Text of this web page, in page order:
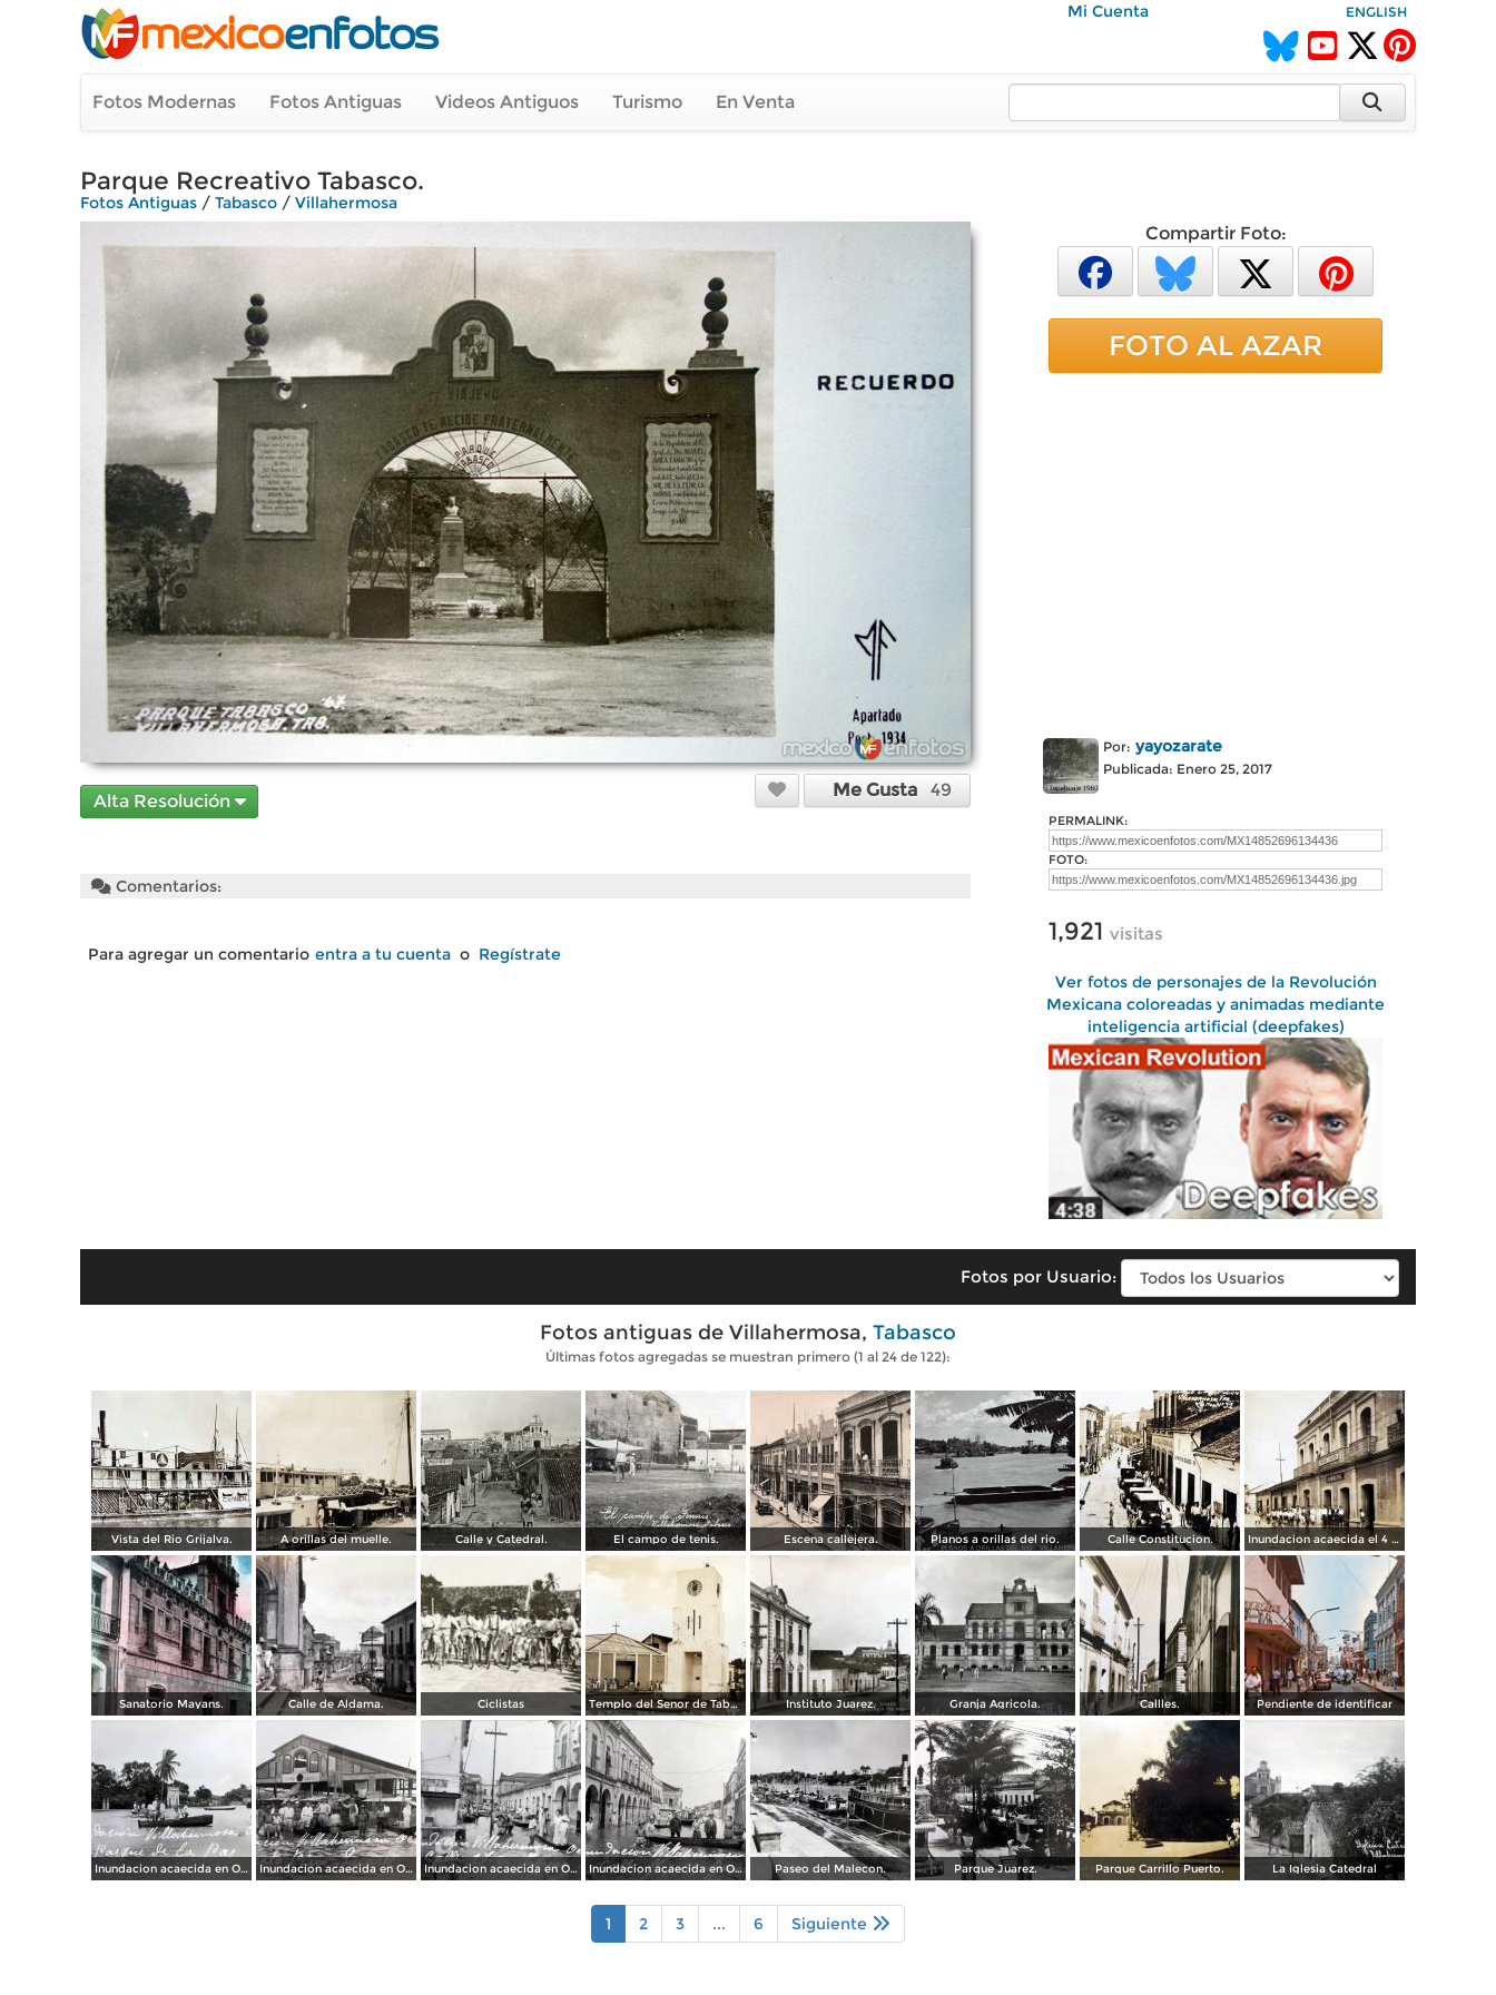
Mi Cuenta ENGLISH
Fotos Modernas Fotos Antiguas Videos Antiguos Turismo En Venta
Parque Recreativo Tabasco.
Fotos Antiguas / Tabasco / Villahermosa
Alta Resolución
Me Gusta 49
Comentarios:
Para agregar un comentario entra a tu cuenta o Regístrate
Compartir Foto:
FOTO AL AZAR
Por: yayozarate
Publicada: Enero 25, 2017
PERMALINK:
FOTO:
1,921 visitas
Ver fotos de personajes de la Revolución
Mexicana coloreadas y animadas mediante
inteligencia artificial (deepfakes)
Fotos por Usuario:
Fotos antiguas de Villahermosa, Tabasco
Últimas fotos agregadas se muestran primero (1 al 24 de 122):
Vista del Rio Grijalva. A orillas del muelle. Calle y Catedral. El campo de tenis. Escena callejera. Planos a orillas del rio. Calle Constitucion. Inundacion acaecida el 4 de Noviembre de 1930.
Sanatorio Mayans. Calle de Aldama. Ciclistas Templo del Senor de Tabasco. Instituto Juarez. Granja Agricola. Callles. Pendiente de identificar
Inundacion acaecida en Octubre de 1936 en el Parque de La Paz. Inundacion acaecida en Octubre de 1936 en el Mercado Pino Suarez. Inundacion acaecida en Octubre de 1936 en la Calle 24 de Febrero. Inundacion acaecida en Octubre de 1936 en la Calle Francisco I Madero. Paseo del Malecon. Parque Juarez. Parque Carrillo Puerto. La Iglesia Catedral
1 2 3 ... 6 Siguiente